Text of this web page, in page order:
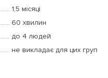
1,5 місяці
60 хвилин
до 4 людей
не викладає для цих груп